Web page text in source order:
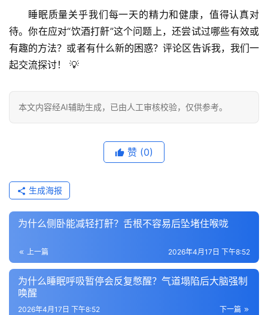
睡眠质量关乎我们每一天的精力和健康，值得认真对
待。你在应对“饮酒打鼾”这个问题上，还尝试过哪些有效或
有趣的方法？或者有什么新的困惑？评论区告诉我，我们一
起交流探讨！
💡
本文内容经AI辅助生成，已由人工审核校验，仅供参考。
赞 (0)
生成海报
为什么侧卧能减轻打鼾？舌根不容易后坠堵住喉咙
上一篇 2026年4月17日 下午8:52
为什么睡眠呼吸暂停会反复憋醒？气道塌陷后大脑强制
唤醒
下一篇
2026年4月17日 下午8:52